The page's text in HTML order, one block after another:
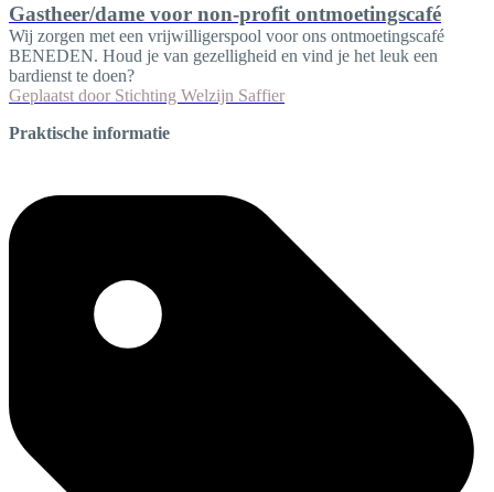
Gastheer/dame voor non-profit ontmoetingscafé
Wij zorgen met een vrijwilligerspool voor ons ontmoetingscafé
BENEDEN. Houd je van gezelligheid en vind je het leuk een
bardienst te doen?
Geplaatst door Stichting Welzijn Saffier
Praktische informatie